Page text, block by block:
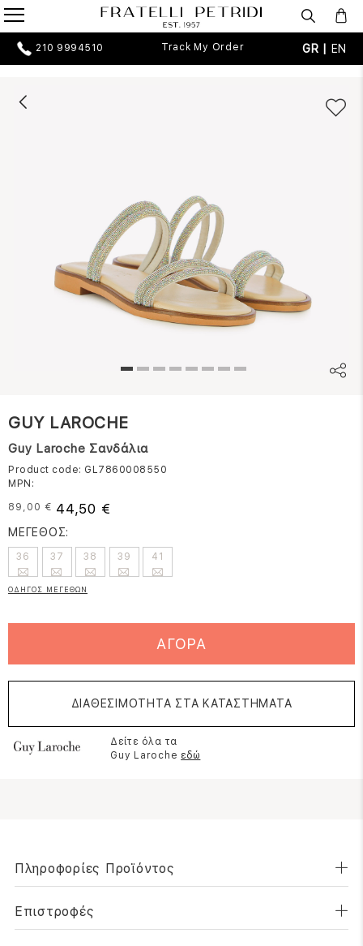
210 9994510 Track My Order GR | EN
GUY LAROCHE
Guy Laroche Σανδάλια
Product code: GL7860008550
MPN:
89,00 € 44,50 €
ΜΕΓΕΘΟΣ:
36 37 38 39 41
ΟΔΗΓΟΣ ΜΕΓΕΘΩΝ
ΑΓΟΡΑ
ΔΙΑΘΕΣΙΜΟΤΗΤΑ ΣΤΑ ΚΑΤΑΣΤΗΜΑΤΑ
Δείτε όλα τα
Guy Laroche εδώ
Πληροφορίες Προϊόντος
Επιστροφές